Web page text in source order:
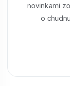
novinkami
o